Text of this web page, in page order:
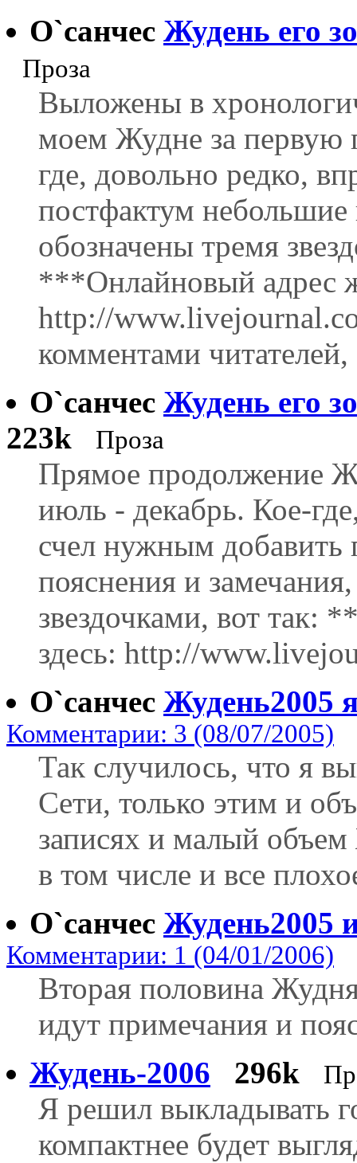
О`санчес Жудень его
Проза
Выложены в
моем Жудне за первую
где, довольно редко,
постфактум
обозначены тремя
***Онлайновый адрес
http://
комментами
О`санчес Жудень его
223k
Проза
Прямое продолжение
июль - декабрь. Кое-
счел нужным добавить
пояснения и
звездочками, вот так:
здесь: http://
О`санчес Жудень2005
Комментарии: 3 (08/07/2005)
Так случилось, что я
Сети, только этим и
записях и малый
в том числе и все
О`санчес Жудень2005
Комментарии: 1 (04/01/2006)
Вторая половина
идут примечания и
Жудень-2006
296k
Я решил выкладывать
компактнее будет